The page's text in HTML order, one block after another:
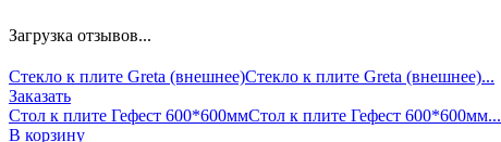
Загрузка отзывов...
Стекло к плите Greta (внешнее)Стекло к плите Greta (внешнее)...
Заказать
Стол к плите Гефест 600*600ммСтол к плите Гефест 600*600мм...
В корзину